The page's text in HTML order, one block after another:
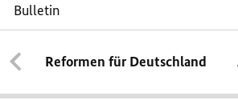
Bulletin
Rede
von
Bundeskanzlerin
Dr.
Angela
Reformen für Deutschland